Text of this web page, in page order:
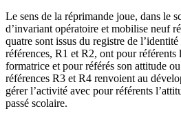
Le sens de la réprimande joue, dans le
d’invariant opératoire et mobilise neuf
quatre sont issus du registre de
références, R1 et R2, ont pour référents
formatrice et pour référés son attitude
références R3 et R4 renvoient au
gérer l’activité avec pour référents
passé scolaire.